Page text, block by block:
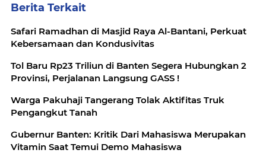
Berita Terkait
Safari Ramadhan di Masjid Raya Al-Bantani, Perkuat
Kebersamaan dan Kondusivitas
Tol Baru Rp23 Triliun di Banten Segera Hubungkan 2
Provinsi, Perjalanan Langsung GASS !
Warga Pakuhaji Tangerang Tolak Aktifitas Truk
Pengangkut Tanah
Gubernur Banten: Kritik Dari Mahasiswa Merupakan
Vitamin Saat Temui Demo Mahasiswa